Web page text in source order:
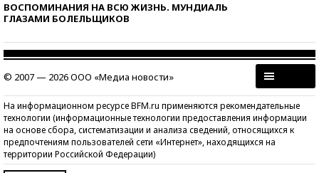
ВОСПОМИНАНИЯ НА ВСЮ ЖИЗНЬ. МУНДИАЛЬ
ГЛАЗАМИ БОЛЕЛЬЩИКОВ
© 2007 — 2026 ООО «Медиа новости»
На информационном ресурсе BFM.ru применяются рекомендательные
технологии (информационные технологии предоставления информации
на основе сбора, систематизации и анализа сведений, относящихся к
предпочтениям пользователей сети «Интернет», находящихся на
территории Российской Федерации)